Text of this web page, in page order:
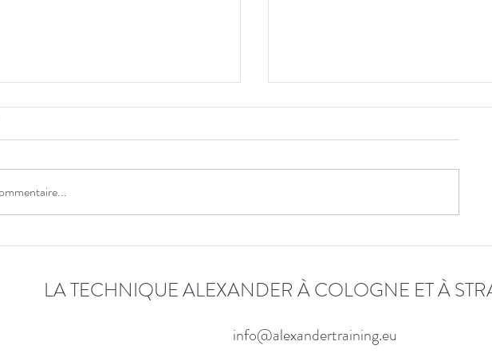
Alexander « à chaud ». Un stage
Merci 2025 !
Et pouf ! Une année de passée … qui
LA TECHNIQUE ALEXANDER À COLOGNE ET À
info@alexandertraining.eu